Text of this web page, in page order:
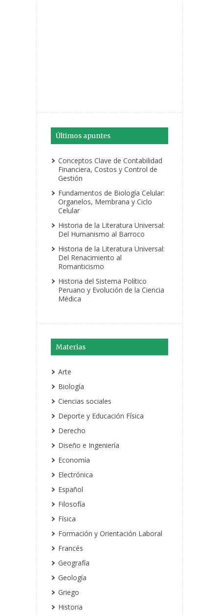
Últimos apuntes
Conceptos Clave de Contabilidad
Financiera, Costos y Control de
Gestión
Fundamentos de Biología Celular:
Organelos, Membrana y Ciclo
Celular
Historia de la Literatura Universal:
Del Humanismo al Barroco
Historia de la Literatura Universal:
Del Renacimiento al
Romanticismo
Historia del Sistema Político
Peruano y Evolución de la Ciencia
Médica
Materias
Arte
Biología
Ciencias sociales
Deporte y Educación Física
Derecho
Diseño e Ingeniería
Economía
Electrónica
Español
Filosofía
Física
Formación y Orientación Laboral
Francés
Geografía
Geología
Griego
Historia